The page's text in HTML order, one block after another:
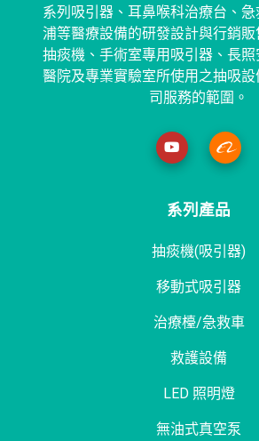
系列吸引器、耳鼻喉科治療台、
浦等醫療設備的研發設計與行銷
抽痰機、手術室專用吸引器、長
醫院及專業實驗室所使用之抽吸
司服務的範圍。
系列產品
抽痰機(吸引器)
移動式吸引器
治療檯/急救車
救護設備
LED 照明燈
無油式真空泵